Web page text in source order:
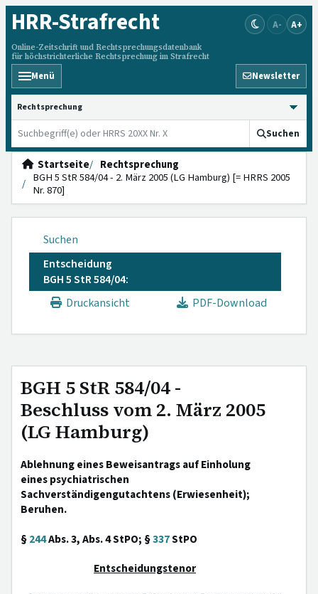
HRR-Strafrecht
Online-Zeitschrift und Rechtsprechungsdatenbank
für höchstrichterliche Rechtsprechung im Strafrecht
A- A+
Menü Newsletter
HRRS durchsuchen
Suchen
Startseite
Rechtsprechung
BGH 5 StR 584/04 - 2. März 2005 (LG Hamburg) [= HRRS 2005
Nr. 870]
Suchen
Entscheidung
BGH 5 StR 584/04:
Druckansicht
PDF-Download
BGH 5 StR 584/04 -
Beschluss vom 2. März 2005
(LG Hamburg)
Ablehnung eines Beweisantrags auf Einholung
eines psychiatrischen
Sachverständigengutachtens (Erwiesenheit);
Beruhen.
§244Abs. 3, Abs. 4 StPO; §337StPO
Entscheidungstenor